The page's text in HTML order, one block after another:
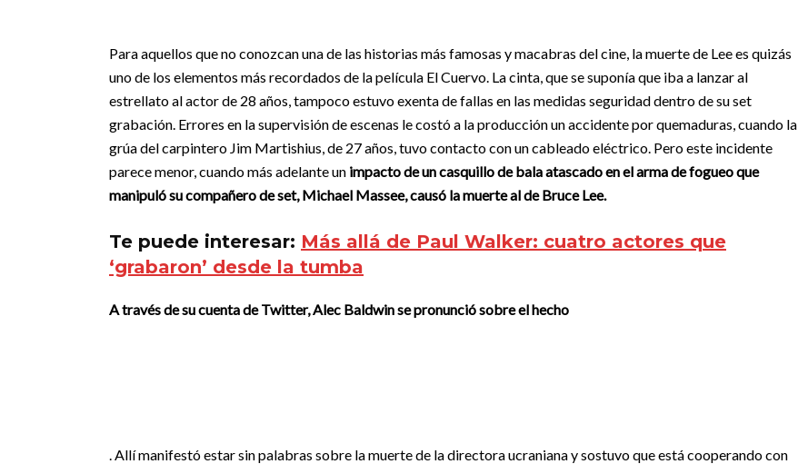
Para aquellos que no conozcan una de las historias más famosas y macabras del cine, la muerte de Lee es quizás
uno de los elementos más recordados de la película El Cuervo. La cinta, que se suponía que iba a lanzar al
estrellato al actor de 28 años, tampoco estuvo exenta de fallas en las medidas seguridad dentro de su set
grabación. Errores en la supervisión de escenas le costó a la producción un accidente por quemaduras, cuando la
grúa del carpintero Jim Martishius, de 27 años, tuvo contacto con un cableado eléctrico. Pero este incidente
parece menor, cuando más adelante un impacto de un casquillo de bala atascado en el arma de fogueo que
manipuló su compañero de set, Michael Massee, causó la muerte al de Bruce Lee.
Te puede interesar: Más allá de Paul Walker: cuatro actores que
‘grabaron’ desde la tumba
A través de su cuenta de Twitter, Alec Baldwin se pronunció sobre el hecho
. Allí manifestó estar sin palabras sobre la muerte de la directora ucraniana y sostuvo que está cooperando con